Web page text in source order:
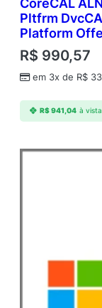
CoreCAL
Pltfrm
Platform
R$ 990,57
em 3x de R$
R$941,04 à